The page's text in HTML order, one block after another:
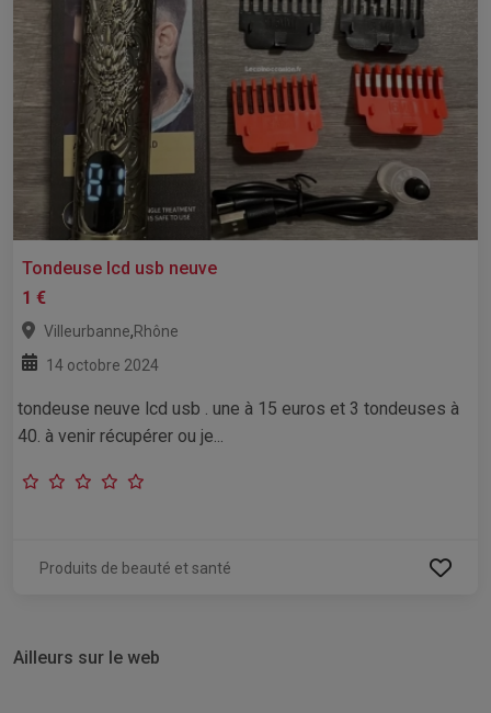
Tondeuse lcd usb neuve
1 €
Villeurbanne,Rhône
14 octobre 2024
tondeuse neuve lcd usb . une à 15 euros et 3 tondeuses à
40. à venir récupérer ou je...
Produits de beauté et santé
Ailleurs sur le web